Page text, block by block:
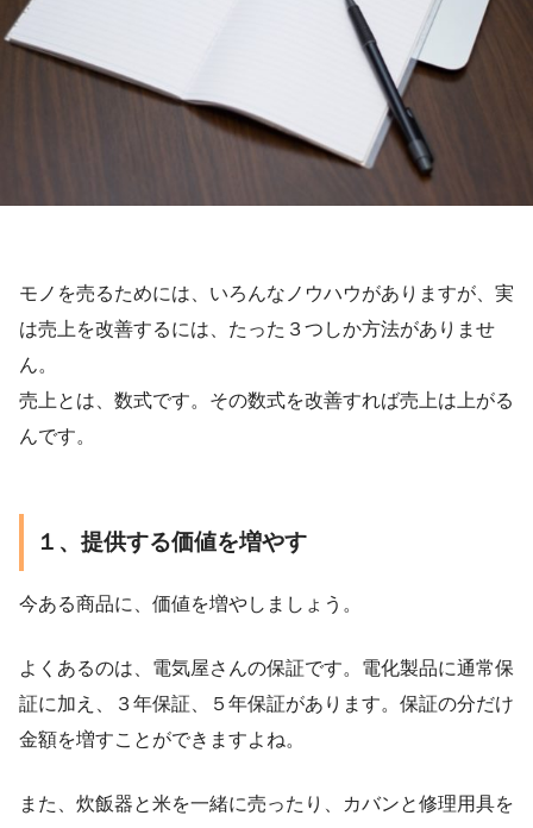
モノを売るためには、いろんなノウハウがありますが、実
は売上を改善するには、たった３つしか方法がありませ
ん。
売上とは、数式です。その数式を改善すれば売上は上がる
んです。
１、提供する価値を増やす
今ある商品に、価値を増やしましょう。
よくあるのは、電気屋さんの保証です。電化製品に通常保
証に加え、３年保証、５年保証があります。保証の分だけ
金額を増すことができますよね。
また、炊飯器と米を一緒に売ったり、カバンと修理用具を